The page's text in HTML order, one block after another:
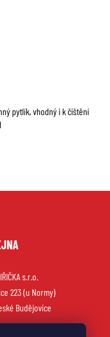
pytlík, vhodný i k čištění
s.r.o.
223 (u Normy)
Budějovice